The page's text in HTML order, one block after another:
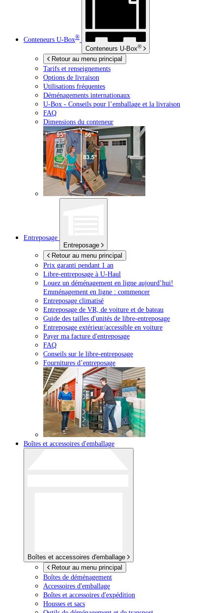
Conteneurs U-Box®
Conteneurs U-Box®
Retour au menu principal
Tarifs et renseignements
Options de livraison
Utilisations fréquentes
Déménagements internationaux
U-Box - Conseils pour l’emballage et la livraison
FAQ
Dimensions du conteneur
Entreposage
Entreposage
Retour au menu principal
Prix garanti pendant 1 an
Libre-entreposage à U-Haul
Louez un déménagement en ligne aujourd’hui!
Emménagement en ligne : commencer
Entreposage climatisé
Entreposage de VR, de voiture et de bateau
Guide des tailles d'unités de libre-entreposage
Entreposage extérieur/accessible en voiture
Payer ma facture d'entreposage
FAQ
Conseils sur le libre-entreposage
Fournitures d’entreposage
Boîtes et accessoires d'emballage
Boîtes et accessoires d'emballage
Retour au menu principal
Boîtes de déménagement
Accessoires d'emballage
Boîtes et accessoires d'expédition
Housses et sacs